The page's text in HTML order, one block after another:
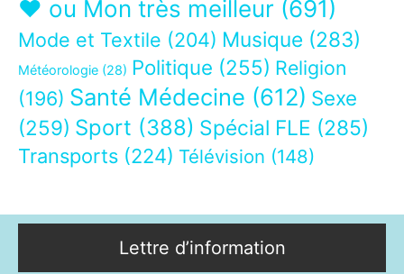
❤ ou Mon très meilleur (691)
Mode et Textile (204) Musique (283)
Météorologie (28) Politique (255) Religion
(196) Santé Médecine (612) Sexe
(259) Sport (388) Spécial FLE (285)
Transports (224) Télévision (148)
Lettre d’information